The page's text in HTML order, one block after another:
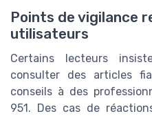
Points de vigilance
utilisateurs
Certains lecteurs
consulter des articles
conseils à des
951. Des cas de